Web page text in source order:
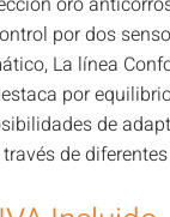
por dos
La línea
por
de
de